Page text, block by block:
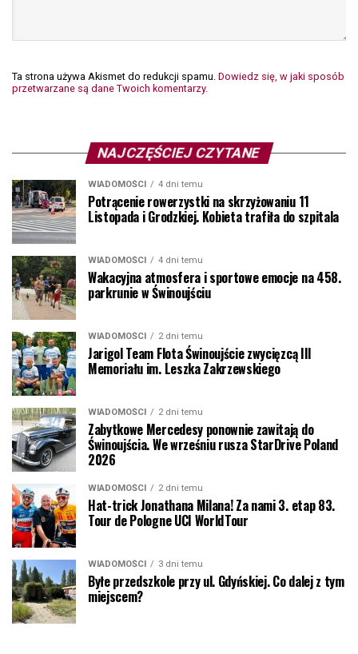
Ta strona używa Akismet do redukcji spamu. Dowiedz się, w jaki sposób
przetwarzane są dane Twoich komentarzy.
NAJCZĘŚCIEJ CZYTANE
WIADOMOŚCI 4 dni temu
Potrącenie rowerzystki na skrzyżowaniu 11
Listopada i Grodzkiej. Kobieta trafiła do szpitala
WIADOMOŚCI 4 dni temu
Wakacyjna atmosfera i sportowe emocje na 458.
parkrunie w Świnoujściu
WIADOMOŚCI 2 dni temu
Jarigol Team Flota Świnoujście zwycięzcą III
Memoriału im. Leszka Zakrzewskiego
WIADOMOŚCI 2 dni temu
Zabytkowe Mercedesy ponownie zawitają do
Świnoujścia. We wrześniu rusza StarDrive Poland
2026
WIADOMOŚCI 2 dni temu
Hat-trick Jonathana Milana! Za nami 3. etap 83.
Tour de Pologne UCI WorldTour
WIADOMOŚCI 3 dni temu
Byłe przedszkole przy ul. Gdyńskiej. Co dalej z tym
miejscem?